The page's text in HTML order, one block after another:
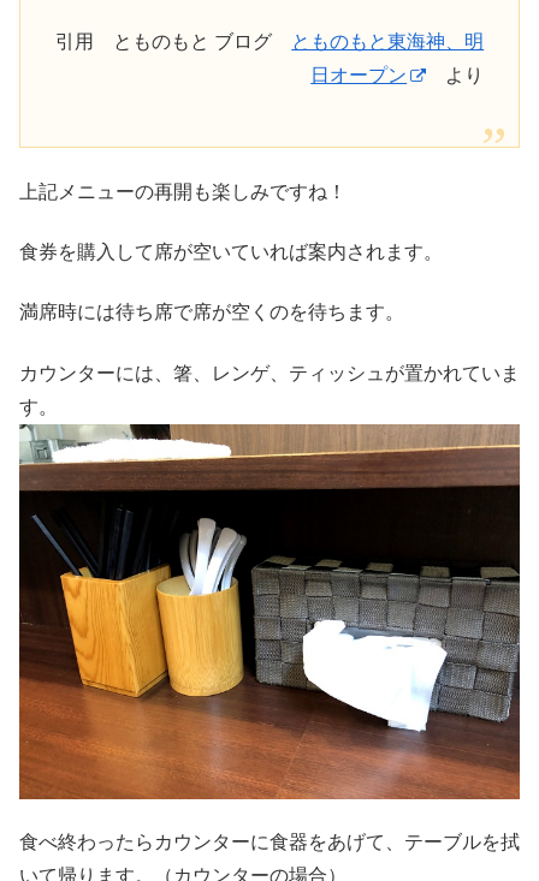
引用 とものもと ブログ
とものもと東海神、明
日オープン
より
上記メニューの再開も楽しみですね！
食券を購入して席が空いていれば案内されます。
満席時には待ち席で席が空くのを待ちます。
カウンターには、箸、レンゲ、ティッシュが置かれていま
す。
食べ終わったらカウンターに食器をあげて、テーブルを拭
いて帰ります。（カウンターの場合）